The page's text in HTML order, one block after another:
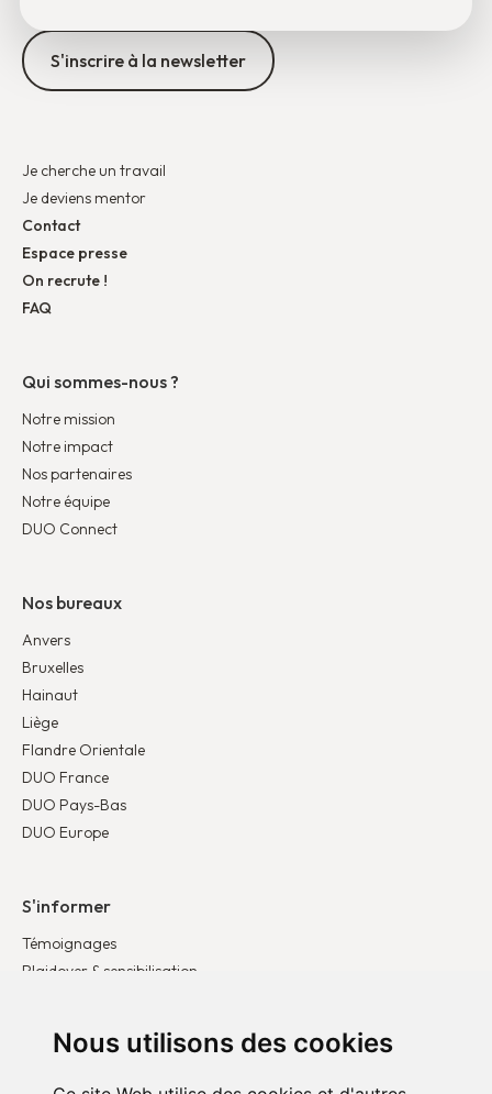
Nous utilisons des cookies
S'inscrire à la newsletter
Je cherche un travail
Je deviens mentor
Contact
Espace presse
On recrute !
FAQ
Qui sommes-nous ?
Notre mission
Notre impact
Nos partenaires
Notre équipe
DUO Connect
Nos bureaux
Anvers
Bruxelles
Hainaut
Liège
Flandre Orientale
DUO France
DUO Pays-Bas
DUO Europe
S'informer
Témoignages
Plaidoyer & sensibilisation